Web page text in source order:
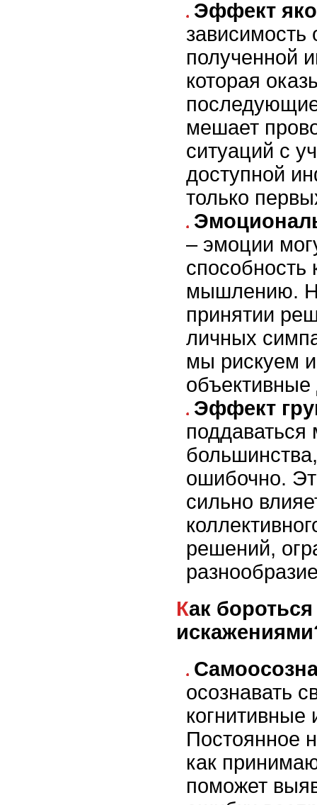
Эффект
зависимость
полученной
которая
мешает
ситуаций с
доступной
только
– эмоции
способность
мышлению.
принятии
личных
мы рискуем
Эффект
ошибочно.
сильно
решений,
Как бороться с когнитивными
осознавать
когнитивные
Постоянное
как
поможет